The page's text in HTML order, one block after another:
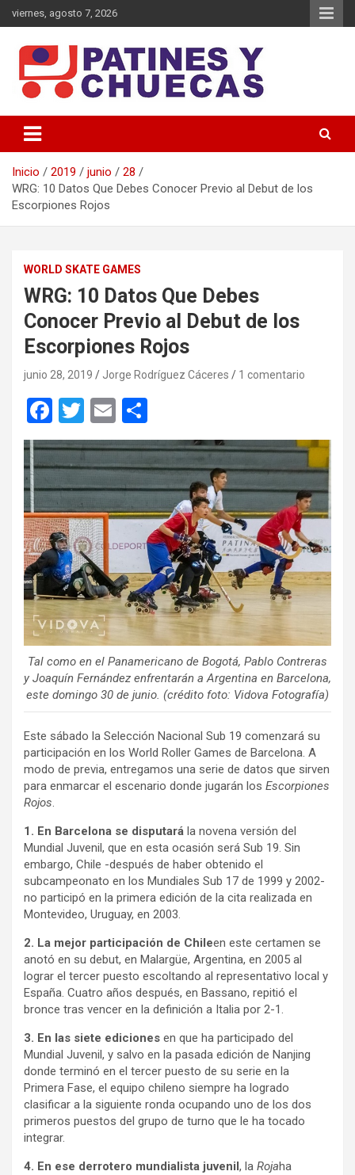
Saltar
al
viernes, agosto 7, 2026
Patines y Chuecas
Inicio 2019 junio
28
WRG: 10 Datos Que Debes Conocer Previo al Debut de los
Escorpiones Rojos
WORLD SKATE GAMES
WRG: 10 Datos Que Debes
Conocer Previo al Debut de los
Escorpiones Rojos
junio 28, 2019 Jorge Rodríguez Cáceres 1 comentario
F
a
ce
b
o
o
k
T
wi
tt
er
E
m
ail
o
m
p
ar
tir
Tal como en el Panamericano de Bogotá, Pablo Contreras
y Joaquín Fernández enfrentarán a Argentina en Barcelona,
este domingo 30 de junio. (crédito foto: Vidova Fotografía)
Este sábado la Selección Nacional Sub 19 comenzará su
participación en los World Roller Games de Barcelona. A
modo de previa, entregamos una serie de datos que sirven
para enmarcar el escenario donde jugarán los Escorpiones
Rojos.
1. En Barcelona se disputará la novena versión del
Mundial Juvenil, que en esta ocasión será Sub 19. Sin
embargo, Chile -después de haber obtenido el
subcampeonato en los Mundiales Sub 17 de 1999 y 2002-
no participó en la primera edición de la cita realizada en
Montevideo, Uruguay, en 2003.
2. La mejor participación de Chileen este certamen se
anotó en su debut, en Malargüe, Argentina, en 2005 al
lograr el tercer puesto escoltando al representativo local y
España. Cuatro años después, en Bassano, repitió el
bronce tras vencer en la definición a Italia por 2-1.
3. En las siete ediciones en que ha participado del
Mundial Juvenil, y salvo en la pasada edición de Nanjing
donde terminó en el tercer puesto de su serie en la
Primera Fase, el equipo chileno siempre ha logrado
clasificar a la siguiente ronda ocupando uno de los dos
primeros puestos del grupo de turno que le ha tocado
integrar.
4. En ese derrotero mundialista juvenil , la Rojaha